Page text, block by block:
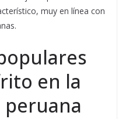
muy en línea con
en la